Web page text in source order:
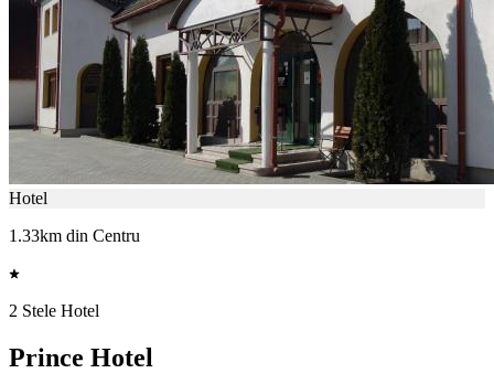
Hotel
1.33km din Centru
2 Stele Hotel
Prince Hotel